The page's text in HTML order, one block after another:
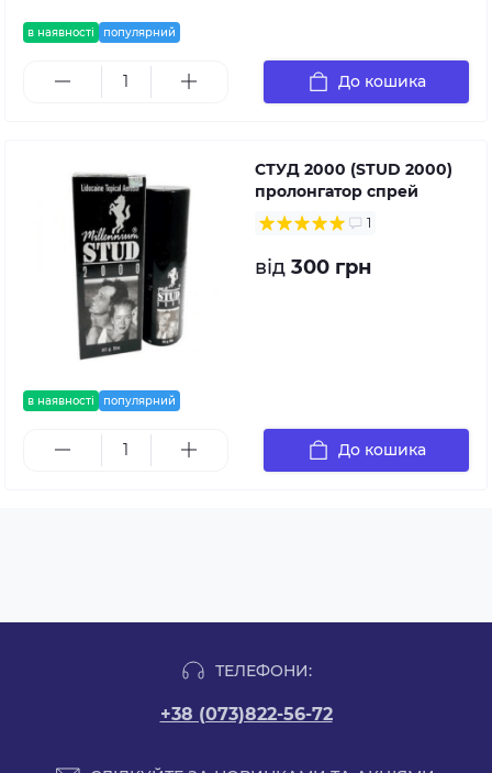
в наявності популярний
До кошика
в наявності популярний
СТУД 2000 (STUD 2000)
пролонгатор спрей
1
від 300 грн
До кошика
ТЕЛЕФОНИ:
+38 (073)822-56-72